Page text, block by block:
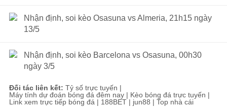
Nhận định, soi kèo Osasuna vs Almeria, 21h15 ngày
13/5
Nhận định, soi kèo Barcelona vs Osasuna, 00h30
ngày 3/5
Đối tác liên kết: Tỷ số trực tuyến |
Máy tính dự đoán bóng đá đêm nay | Kèo bóng đá trực tuyến |
Link xem trực tiếp bóng đá | 188BET | jun88 | Top nhà cái